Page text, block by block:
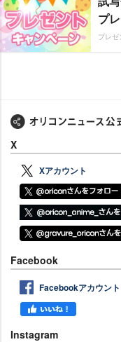
プ
プレゼ
X
Xアカウント
Facebook
Facebookアカウント
Instagram